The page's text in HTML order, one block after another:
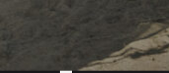
Das könnte